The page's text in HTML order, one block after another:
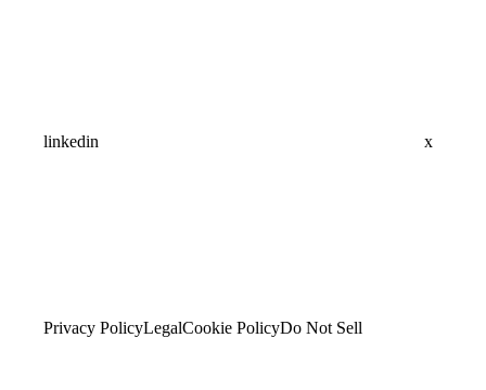
linkedin x
Privacy PolicyLegalCookie PolicyDo Not Sell